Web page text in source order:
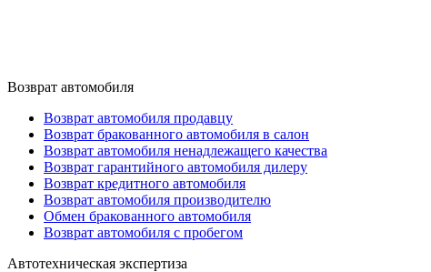
Возврат автомобиля
Возврат автомобиля продавцу
Возврат бракованного автомобиля в салон
Возврат автомобиля ненадлежащего качества
Возврат гарантийного автомобиля дилеру
Возврат кредитного автомобиля
Возврат автомобиля производителю
Обмен бракованного автомобиля
Возврат автомобиля с пробегом
Автотехническая экспертиза